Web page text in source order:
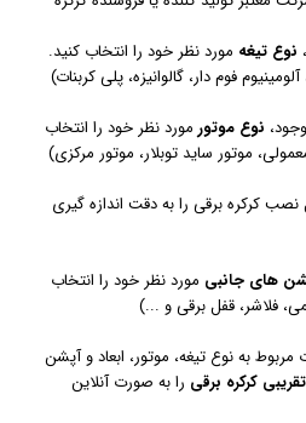
نوع تیغه مورد نظر خود را انتخاب کنید.
فوم دار، گالوانیزه، پلی کربنات)
نوع موتورمورد نظر خود را انتخاب
موتور ساید توبلار، موتور مرکزی)
کرکره برقی را به دقت اندازه گیری
های جانبی مورد نظر خود را انتخاب
فلاشر، قفل برقی و ...)
مربوط به نوع تیغه، موتور، ابعاد و آپشن
کرکره برقی را به صورت آنلاین